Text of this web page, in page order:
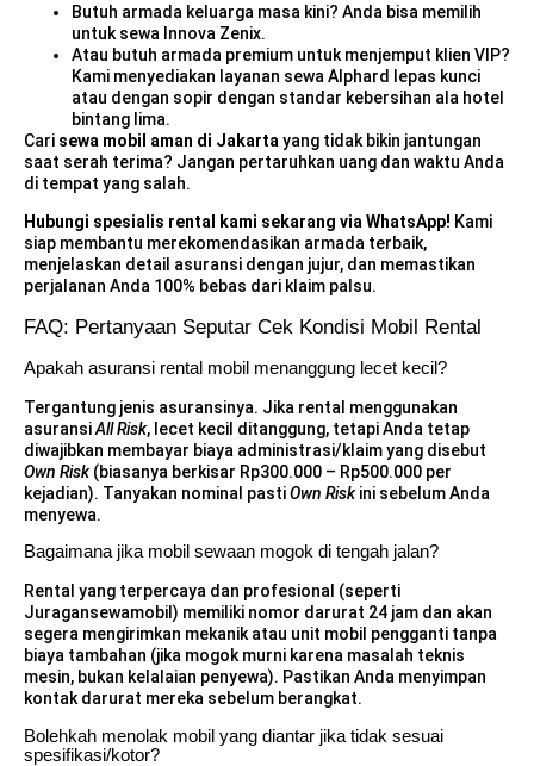
Butuh armada keluarga masa kini? Anda bisa memilih
untuk sewa Innova Zenix.
Atau butuh armada premium untuk menjemput klien VIP?
Kami menyediakan layanan sewa Alphard lepas kunci
atau dengan sopir dengan standar kebersihan ala hotel
bintang lima.
Cari sewa mobil aman di Jakarta yang tidak bikin jantungan
saat serah terima? Jangan pertaruhkan uang dan waktu Anda
di tempat yang salah.
Hubungi spesialis rental kami sekarang via WhatsApp! Kami
siap membantu merekomendasikan armada terbaik,
menjelaskan detail asuransi dengan jujur, dan memastikan
perjalanan Anda 100% bebas dari klaim palsu.
FAQ: Pertanyaan Seputar Cek Kondisi Mobil Rental
Apakah asuransi rental mobil menanggung lecet kecil?
Tergantung jenis asuransinya. Jika rental menggunakan
asuransiAll Risk, lecet kecil ditanggung, tetapi Anda tetap
diwajibkan membayar biaya administrasi/klaim yang disebut
Own Risk(biasanya berkisar Rp300.000 – Rp500.000 per
kejadian). Tanyakan nominal pastiOwn Riskini sebelum Anda
menyewa.
Bagaimana jika mobil sewaan mogok di tengah jalan?
Rental yang terpercaya dan profesional (seperti
Juragansewamobil) memiliki nomor darurat 24 jam dan akan
segera mengirimkan mekanik atau unit mobil pengganti tanpa
biaya tambahan (jika mogok murni karena masalah teknis
mesin, bukan kelalaian penyewa). Pastikan Anda menyimpan
kontak darurat mereka sebelum berangkat.
Bolehkah menolak mobil yang diantar jika tidak sesuai
spesifikasi/kotor?